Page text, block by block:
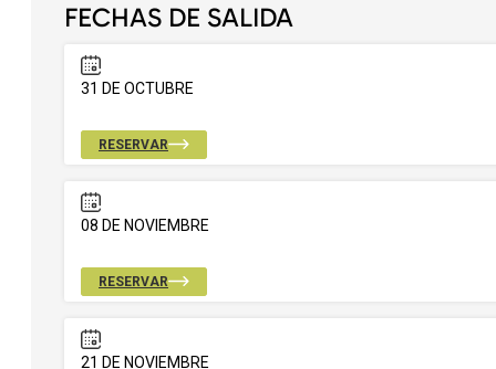
FECHAS DE SALIDA
31 DE OCTUBRE
RESERVAR
08 DE NOVIEMBRE
RESERVAR
21 DE NOVIEMBRE